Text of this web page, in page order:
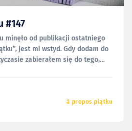
#147
minęło od publikacji ostatniego
jest mi wstyd. Gdy dodam do
zabierałem się do tego,
à propos piątku